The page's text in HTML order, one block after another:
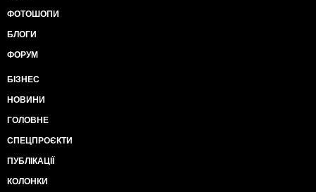
ФОТОШОПИ
БЛОГИ
ФОРУМ
БІЗНЕС
НОВИНИ
ГОЛОВНЕ
СПЕЦПРОЄКТИ
ПУБЛІКАЦІЇ
КОЛОНКИ